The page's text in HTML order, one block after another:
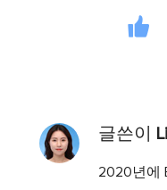
글쓴이
2020년에